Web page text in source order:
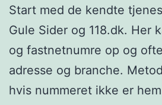
Start med de kendte
Gule Sider og 118.dk. Her
og fastnetnumre op og
adresse og branche.
hvis nummeret ikke er